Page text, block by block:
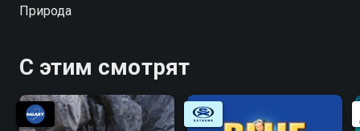
Природа
С этим смотрят